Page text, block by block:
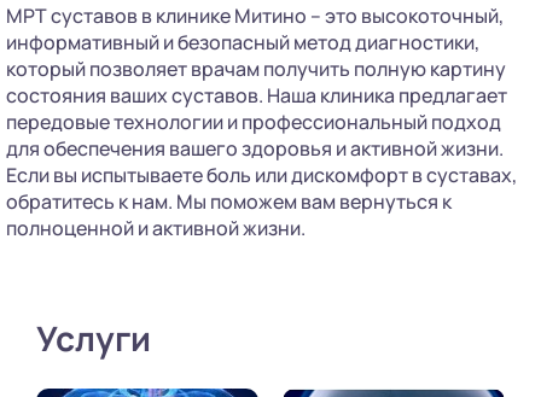
МРТ суставов в клинике Митино – это высокоточный,
информативный и безопасный метод диагностики,
который позволяет врачам получить полную картину
состояния ваших суставов. Наша клиника предлагает
передовые технологии и профессиональный подход
для обеспечения вашего здоровья и активной жизни.
Если вы испытываете боль или дискомфорт в суставах,
обратитесь к нам. Мы поможем вам вернуться к
полноценной и активной жизни.
Услуги